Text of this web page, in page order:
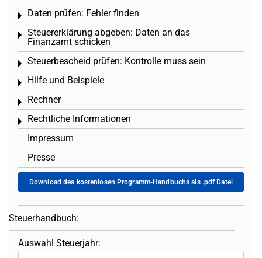
Daten prüfen: Fehler finden
Toggle menu
Steuererklärung abgeben: Daten an das
Finanzamt schicken
Toggle menu
Steuerbescheid prüfen: Kontrolle muss sein
Toggle menu
Hilfe und Beispiele
Toggle menu
Rechner
Toggle menu
Rechtliche Informationen
Toggle menu
Impressum
Presse
Download des kostenlosen Programm-Handbuchs als .pdf Datei
Steuerhandbuch:
Auswahl Steuerjahr: